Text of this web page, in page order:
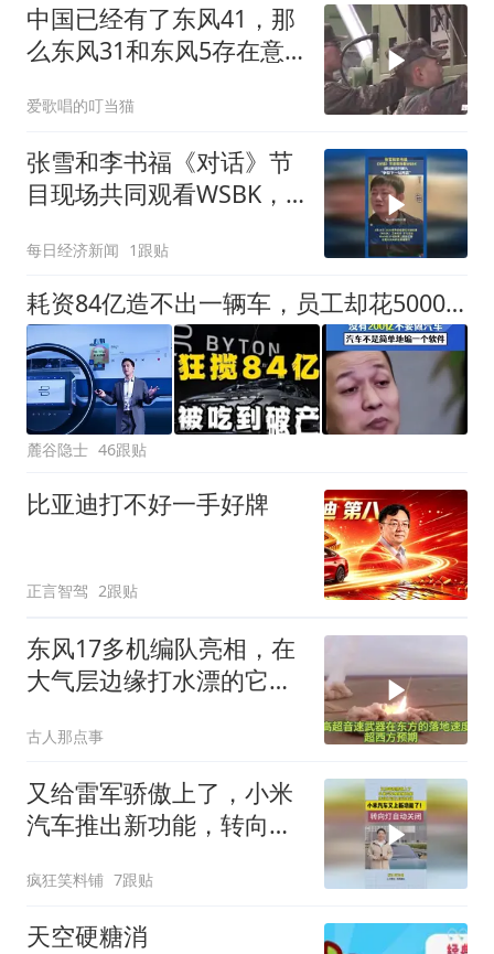
中国已经有了东风41，那
么东风31和东风5存在意
爱歌唱的叮当猫
张雪和李书福《对话》节
目现场共同观看WSBK，
每日经济新闻 1跟贴
耗资84亿造不出一辆车，员工却花5000万吃零食，被央视痛批后破产
麓谷隐士 46跟贴
比亚迪打不好一手好牌
正言智驾 2跟贴
东风17多机编队亮相，在
大气层边缘打水漂的它，
古人那点事
又给雷军骄傲上了，小米
汽车推出新功能，转向灯
疯狂笑料铺 7跟贴
天空硬糖消